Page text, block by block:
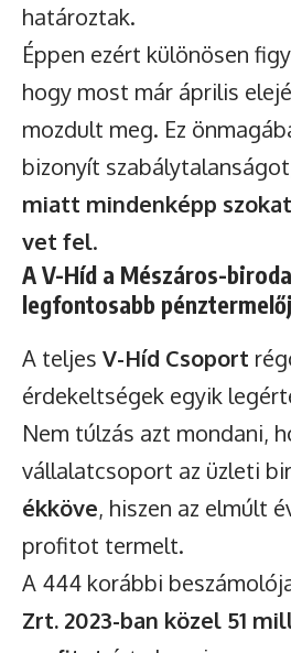
határoztak.
Éppen ezért különösen
hogy most már április
mozdult meg. Ez
bizonyít
miatt mindenképp
vet fel.
A V-Híd a Mészáros-
legfontosabb
A teljes V-Híd Csoport
érdekeltségek egyik
Nem túlzás azt mondani,
vállalatcsoport az üzleti
ékköve, hiszen az elmúlt
profitot termelt.
A 444 korábbi
Zrt. 2023-ban közel 51